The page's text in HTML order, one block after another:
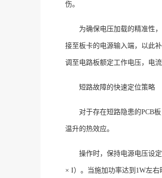
伤。
为确保电压加载的精准性
接至板卡的电源输入端，以此
调至电路板额定工作电压，电
短路故障的快速定位策略
对于存在短路隐患的PCB
温升的热效应。
操作时，保持电源电压设
× I）。当施加功率达到1W左